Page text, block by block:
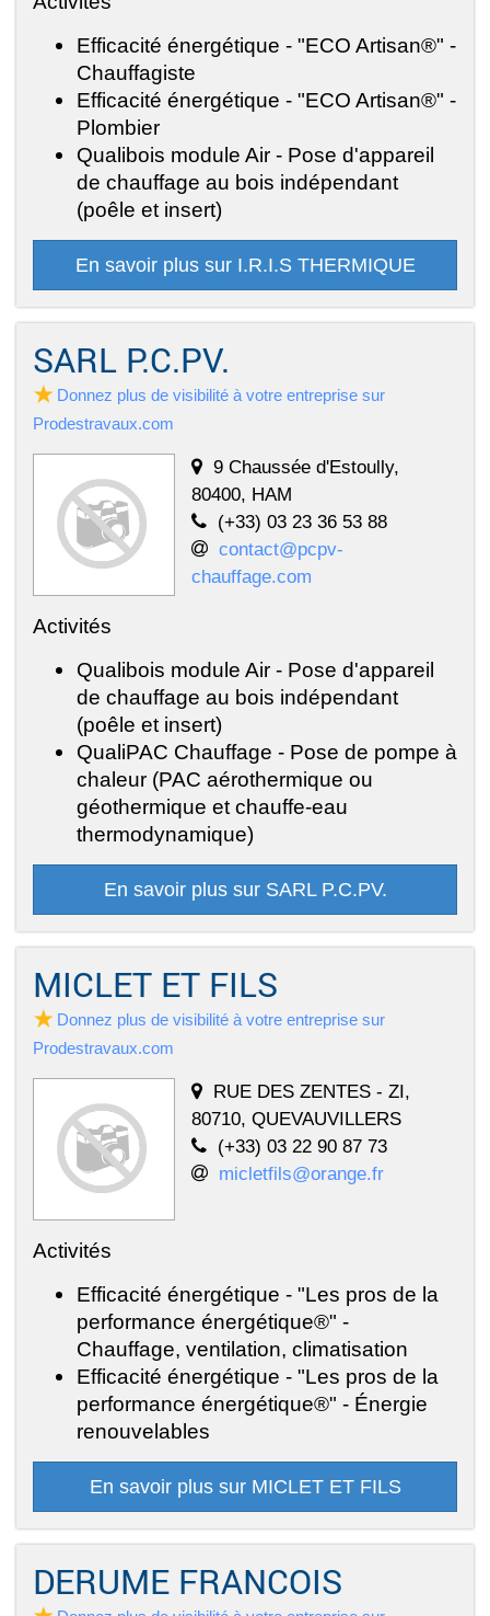
Efficacité énergétique - "ECO Artisan®" -
Chauffagiste
Efficacité énergétique - "ECO Artisan®" -
Plombier
Qualibois module Air - Pose d'appareil
de chauffage au bois indépendant
(poêle et insert)
En savoir plus sur I.R.I.S THERMIQUE
SARL P.C.PV.
Donnez plus de visibilité à votre entreprise sur
Prodestravaux.com
9 Chaussée d'Estoully,
80400, HAM
(+33) 03 23 36 53 88
contact@pcpv-
chauffage.com
Activités
Qualibois module Air - Pose d'appareil
de chauffage au bois indépendant
(poêle et insert)
QualiPAC Chauffage - Pose de pompe à
chaleur (PAC aérothermique ou
géothermique et chauffe-eau
thermodynamique)
En savoir plus sur SARL P.C.PV.
MICLET ET FILS
Donnez plus de visibilité à votre entreprise sur
Prodestravaux.com
RUE DES ZENTES - ZI,
80710, QUEVAUVILLERS
(+33) 03 22 90 87 73
micletfils@orange.fr
Activités
Efficacité énergétique - "Les pros de la
performance énergétique®" -
Chauffage, ventilation, climatisation
Efficacité énergétique - "Les pros de la
performance énergétique®" - Énergie
renouvelables
En savoir plus sur MICLET ET FILS
DERUME FRANCOIS